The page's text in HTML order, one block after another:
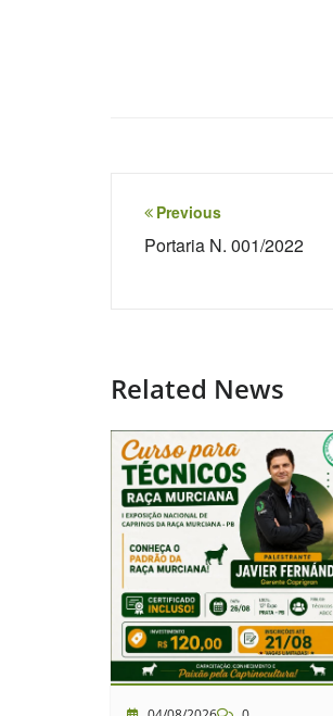
Navegação
de
Previous
Portaria N. 001/2022
Related News